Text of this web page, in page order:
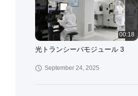
00:18
光トランシーバモジュール 3
September 24, 2025